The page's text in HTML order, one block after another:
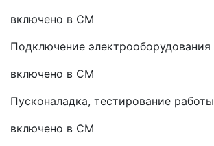
включено в СМ
Подключение электрооборудования
включено в СМ
Пусконаладка, тестирование работы
включено в СМ